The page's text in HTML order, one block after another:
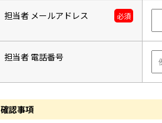
担当者 メールアドレス 必須
担当者 電話番号
確認事項